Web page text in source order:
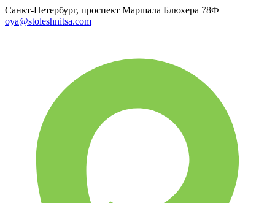
Санкт-Петербург, проспект Маршала Блюхера 78Ф
oya@stoleshnitsa.com